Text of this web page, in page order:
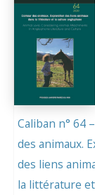
Caliban n° 64
des animaux.
des liens
la littérature